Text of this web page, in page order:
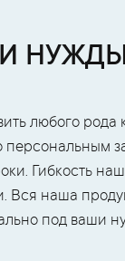
любого
Гибкость
Вся наша
под ваши